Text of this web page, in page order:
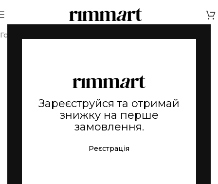
Зареєструйся та отримай
знижку на перше
замовлення.
Реєстрація
Головна